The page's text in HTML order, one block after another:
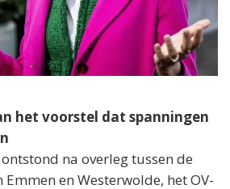
het voorstel dat spanningen
na overleg tussen de
en Westerwolde, het OV-